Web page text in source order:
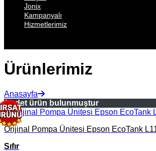
Jonix
Kampanyalı
Hizmetlerimiz
Ürünlerimiz
Anasayfa
1 adet ürün bulunmuştur
Orijinal Pompa Ünitesi Epson EcoTank
Sıfır